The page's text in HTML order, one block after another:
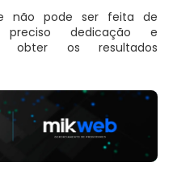
não pode ser feita de
dedicação e
obter os resultados